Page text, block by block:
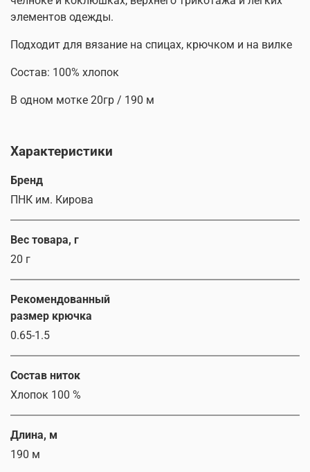
элементов одежды.
Подходит для вязание на спицах, крючком и на вилке
Состав: 100% хлопок
В одном мотке 20гр / 190 м
Характеристики
Бренд
ПНК им. Кирова
Вес товара, г
20 г
Рекомендованный
размер крючка
0.65-1.5
Состав ниток
Хлопок 100 %
Длина, м
190 м